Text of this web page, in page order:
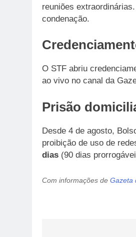
reuniões
condenação.
O STF abriu
ao vivo no canal da
Prisão
Desde 4 de agosto,
proibição de uso de
dias (90 dias
Com informações de Gazeta